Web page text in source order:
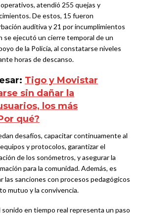
atendió 255 quejas y
De estos, 15 fueron
auditiva y 21 por incumplimientos
se ejecutó un cierre temporal de un
de la Policía, al constatarse niveles
horas de descanso.
Tigo y Movistar
sin dañar la
los más
qué?
desafíos, capacitar continuamente al
y protocolos, garantizar el
de los sonómetros, y asegurar la
para la comunidad. Además, es
las sanciones con procesos pedagógicos
mutuo y la convivencia.
en tiempo real representa un paso